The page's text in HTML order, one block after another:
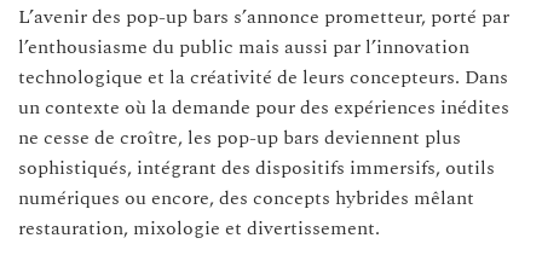
L’avenir des pop-up bars s’annonce prometteur, porté par
l’enthousiasme du public mais aussi par l’innovation
technologique et la créativité de leurs concepteurs. Dans
un contexte où la demande pour des expériences inédites
ne cesse de croître, les pop-up bars deviennent plus
sophistiqués, intégrant des dispositifs immersifs, outils
numériques ou encore, des concepts hybrides mêlant
restauration, mixologie et divertissement.